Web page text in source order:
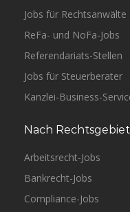
Jobs für Rechtsanwälte
ReFa- und NoFa-Jobs
Referendariats-Stellen
Jobs für Steuerberater
Kanzlei-Business-
Nach Rechtsgebiet
Arbeitsrecht-Jobs
Bankrecht-Jobs
Compliance-Jobs